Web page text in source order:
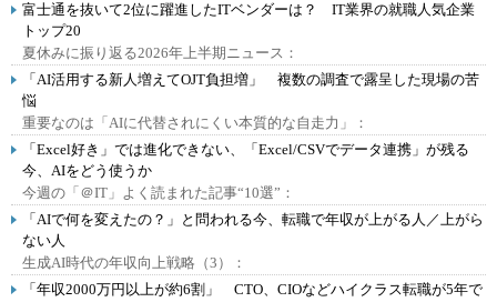
富士通を抜いて2位に躍進したITベンダーは？ IT業界の就職人気企業
トップ20
夏休みに振り返る2026年上半期ニュース：
「AI活用する新人増えてOJT負担増」 複数の調査で露呈した現場の苦
悩
重要なのは「AIに代替されにくい本質的な自走力」：
「Excel好き」では進化できない、「Excel/CSVでデータ連携」が残る
今、AIをどう使うか
今週の「＠IT」よく読まれた記事“10選”：
「AIで何を変えたの？」と問われる今、転職で年収が上がる人／上がら
ない人
生成AI時代の年収向上戦略（3）：
「年収2000万円以上が約6割」 CTO、CIOなどハイクラス転職が5年で